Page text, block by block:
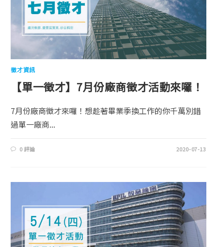
徵才資訊
【單一徵才】7月份廠商徵才活動來囉！
7月份廠商徵才來囉！想趁著畢業季換工作的你千萬別錯
過單一廠商...
0 評論 2020-07-13